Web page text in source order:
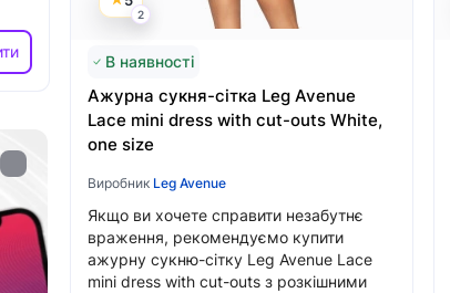
Sony gamepads
2599 грн
2
В наявності
Ажурна сукня-сітка Leg Avenue
Lace mini dress with cut-outs White,
one size
Виробник Leg Avenue
Якщо ви хочете справити незабутнє
враження, рекомендуємо купити
ажурну сукню-сітку Leg Avenue Lace
mini dress with cut-outs з розкішними